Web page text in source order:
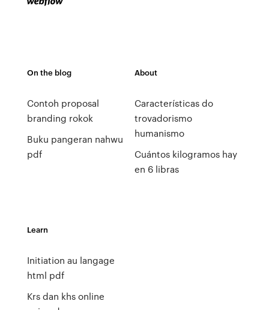
On the blog
Contoh proposal
branding rokok
Buku pangeran nahwu
pdf
About
Características do
trovadorismo
humanismo
Cuántos kilogramos hay
en 6 libras
Learn
Initiation au langage
html pdf
Krs dan khs online